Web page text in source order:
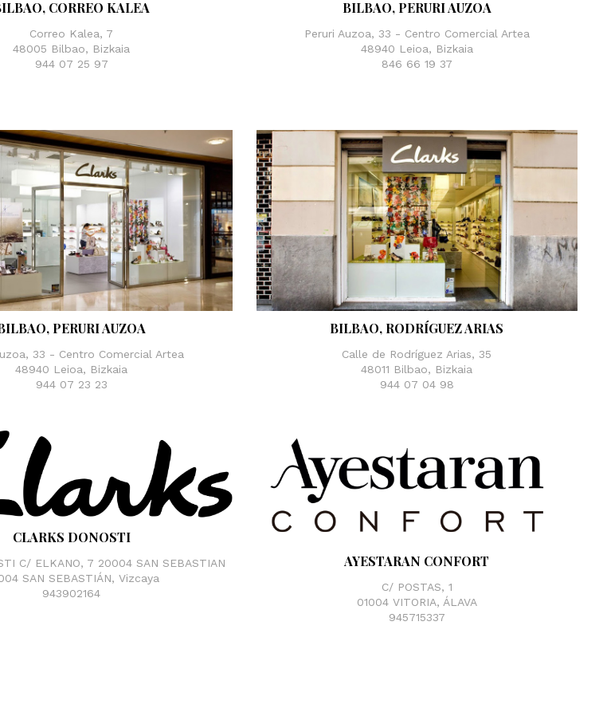
CORREO KALEA
Correo Kalea, 7
48005 Bilbao, Bizkaia
944 07 25 97
BILBAO, PERURI AUZOA
Peruri Auzoa, 33 - Centro Comercial Artea
48940 Leioa, Bizkaia‎
846 66 19 37
PERURI AUZOA
33 - Centro Comercial Artea
48940 Leioa, Bizkaia‎
944 07 23 23
BILBAO, RODRÍGUEZ ARIAS
Calle de Rodríguez Arias, 35
48011 Bilbao, Bizkaia
944 07 04 98
CLARKS DONOSTI
C/ ELKANO, 7 20004 SAN SEBASTIAN
SAN SEBASTIÁN, Vizcaya
943902164
AYESTARAN CONFORT
C/ POSTAS, 1
01004 VITORIA, ÁLAVA
945715337